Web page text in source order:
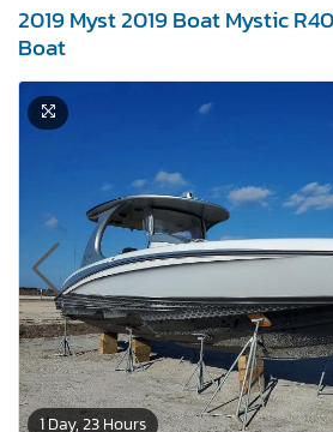
2019 Myst 2019 Boat Mystic
Boat
1 Day, 23 Hours